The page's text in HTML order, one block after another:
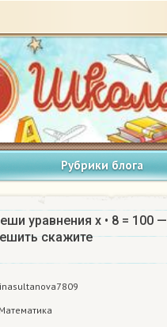
Рубрики блога
уравнения х • 8 = 100 —
скажите
Математика